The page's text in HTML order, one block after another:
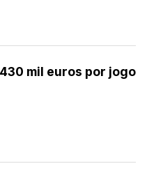
mil euros por jogo